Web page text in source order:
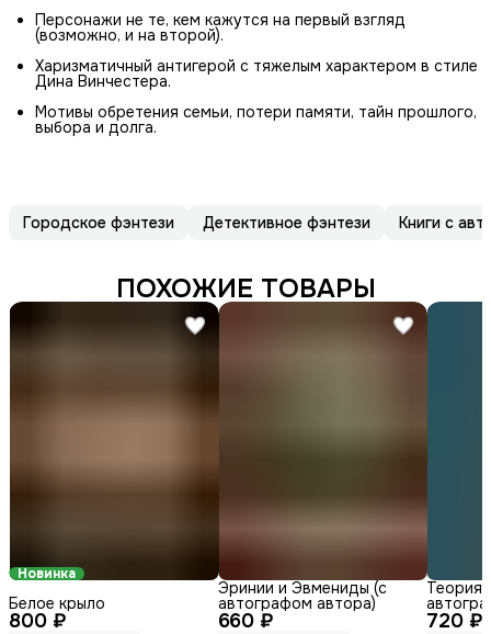
Персонажи не те, кем кажутся на первый взгляд
(возможно, и на второй).
Харизматичный антигерой с тяжелым характером в стиле
Дина Винчестера.
Мотивы обретения семьи, потери памяти, тайн прошлого,
выбора и долга.
Городское фэнтези Детективное фэнтези Книги с
ПОХОЖИЕ ТОВАРЫ
Новинка
800 ₽
Белое крыло
660 ₽
Эринии и Эвмениды (с
автографом автора)
720 ₽
Теория